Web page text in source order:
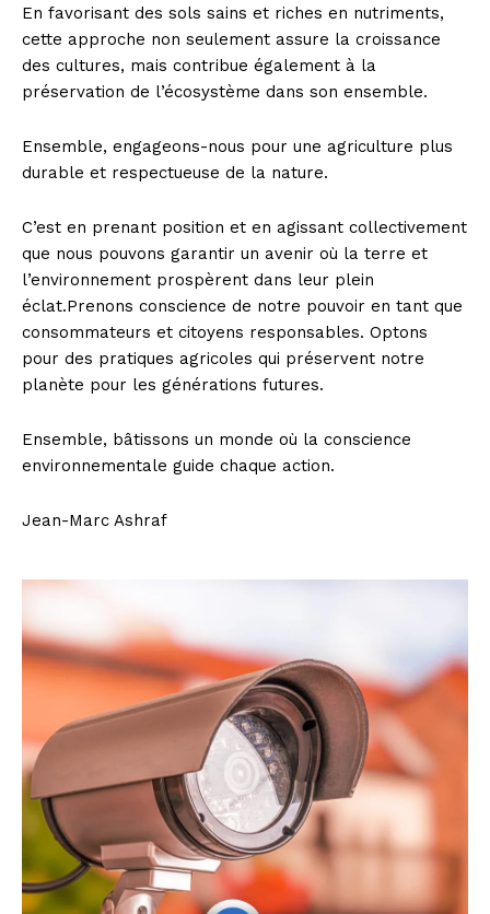
En favorisant des sols sains et riches en nutriments,
cette approche non seulement assure la croissance
des cultures, mais contribue également à la
préservation de l’écosystème dans son ensemble.
Ensemble, engageons-nous pour une agriculture plus
durable et respectueuse de la nature.
C’est en prenant position et en agissant collectivement
que nous pouvons garantir un avenir où la terre et
l’environnement prospèrent dans leur plein
éclat.Prenons conscience de notre pouvoir en tant que
consommateurs et citoyens responsables. Optons
pour des pratiques agricoles qui préservent notre
planète pour les générations futures.
Ensemble, bâtissons un monde où la conscience
environnementale guide chaque action.
Jean-Marc Ashraf